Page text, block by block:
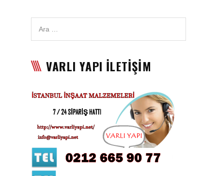
VARLI YAPI İLETİŞİM